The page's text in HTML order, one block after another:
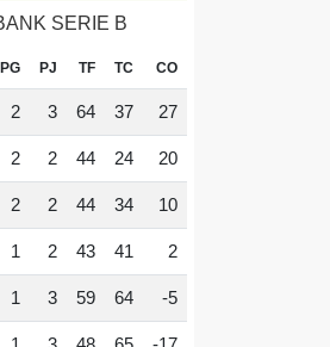
SERIE B
PG PJ TF TC CO
2 3 64 37 27
2 2 44 24 20
2 2 44 34 10
1 2 43 41 2
1 3 59 64 -5